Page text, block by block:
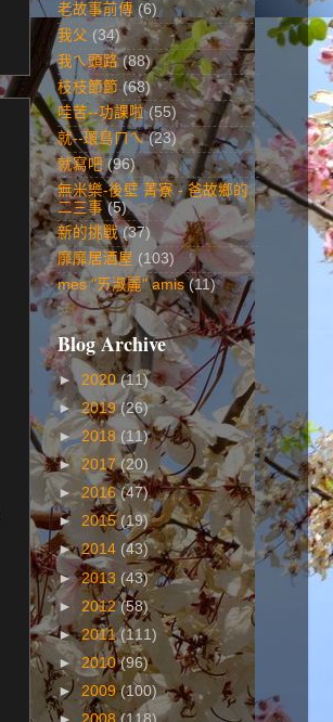
老故事前傳 (6)
我父 (34)
我ㄟ頭路 (88)
枝枝節節 (68)
哇苦--功課啦 (55)
就--環島ㄇㄟ (23)
就寫吧 (96)
無米樂-後壁 菁寮 - 爸故鄉的
二三事 (5)
新的挑戰 (37)
靡靡居酒屋 (103)
mes "ㄞ淑麗" amis (11)
Blog Archive
► 2020(11)
►2019(26)
►2018 (11)
►2017(20)
►2016(47)
► 2015(19)
►2014 (43)
►2013 (43)
► 2012(58)
►2011(111)
► 2010(96)
► 2009(100)